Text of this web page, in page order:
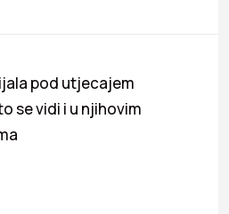
pod utjecajem
se vidi i u njihovim